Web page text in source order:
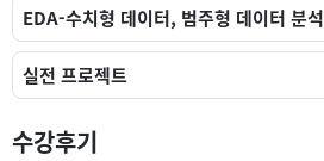
EDA-수치형 데이터, 범주형 데이터 분석
실전 프로젝트
수강후기